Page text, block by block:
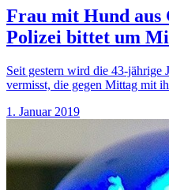
Frau mit Hund aus
Polizei bittet um
Seit gestern wird die 43-jährige
vermisst, die gegen Mittag mit
1. Januar 2019